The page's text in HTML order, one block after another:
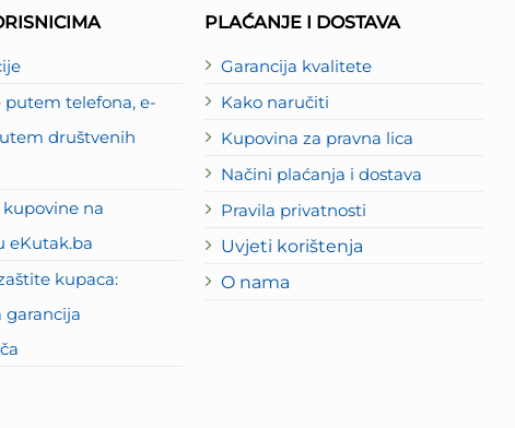
putem telefona, e-
društvenih
na
eKutak.ba
kupaca:
garancija
PLAĆANJE I DOSTAVA
Garancija kvalitete
Kako naručiti
Kupovina za pravna lica
Načini plaćanja i dostava
Pravila privatnosti
Uvjeti korištenja
O nama